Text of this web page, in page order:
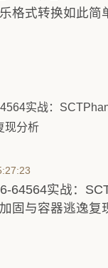
格式转换如此简
实战：
固与容器逃逸复